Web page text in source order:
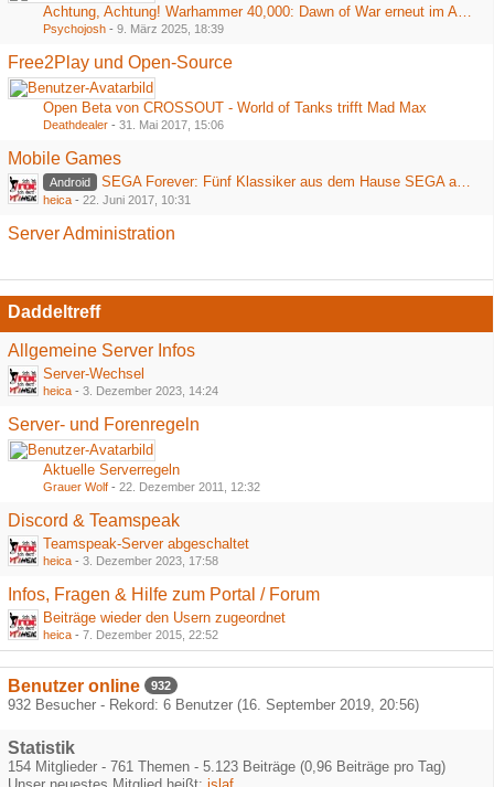
Achtung, Achtung! Warhammer 40,000: Dawn of War erneut im Angebot bei Steam
Psychojosh - 9. März 2025, 18:39
Free2Play und Open-Source
Open Beta von CROSSOUT - World of Tanks trifft Mad Max
Deathdealer - 31. Mai 2017, 15:06
Mobile Games
Android SEGA Forever: Fünf Klassiker aus dem Hause SEGA ab heute kostenlos im Playstore
heica - 22. Juni 2017, 10:31
Server Administration
Daddeltreff
Allgemeine Server Infos
Server-Wechsel
heica - 3. Dezember 2023, 14:24
Server- und Forenregeln
Aktuelle Serverregeln
Grauer Wolf - 22. Dezember 2011, 12:32
Discord & Teamspeak
Teamspeak-Server abgeschaltet
heica - 3. Dezember 2023, 17:58
Infos, Fragen & Hilfe zum Portal / Forum
Beiträge wieder den Usern zugeordnet
heica - 7. Dezember 2015, 22:52
Benutzer online 932
932 Besucher - Rekord: 6 Benutzer (16. September 2019, 20:56)
Statistik
154 Mitglieder - 761 Themen - 5.123 Beiträge (0,96 Beiträge pro Tag)